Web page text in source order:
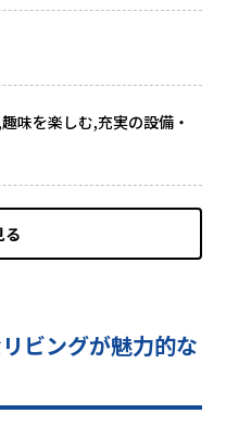
味を楽しむ,充実の設備・
る
ビングが魅力的な